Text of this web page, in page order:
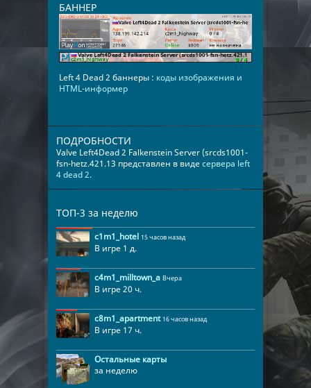
БАННЕР
Left 4 Dead 2 баннеры : коды изображения и
HTML-информер
ПОДРОБНОСТИ
Valve Left4Dead 2 Falkenstein Server (srcds1001-
fsn-hetz.421.13 представлен в видесервера left
4 dead 2.
ТОП-3 за неделю
c1m1_hotel 15 часов назад
В игре 1 д.
c4m1_milltown_a Вчера
В игре 20 ч.
c8m1_apartment 16 часов назад
В игре 17 ч.
Остальные карты
за неделю